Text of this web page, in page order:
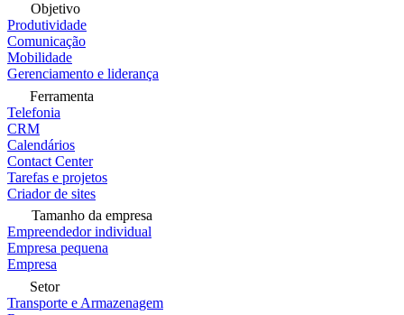
Objetivo
Produtividade
Comunicação
Mobilidade
Gerenciamento e liderança
Ferramenta
Telefonia
CRM
Calendários
Contact Center
Tarefas e projetos
Criador de sites
Tamanho da empresa
Empreendedor individual
Empresa pequena
Empresa
Setor
Transporte e Armazenagem